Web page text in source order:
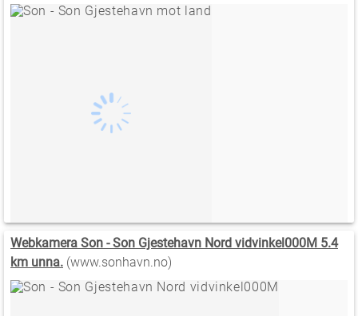
Webkamera Son - Son Gjestehavn Nord vidvinkel000M 5.4
km unna. (www.sonhavn.no)